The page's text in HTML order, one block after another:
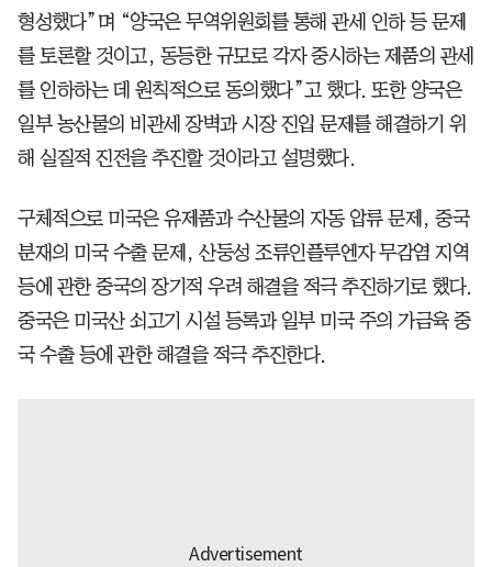
형성했다”며 “양국은 무역위원회를 통해 관세 인하 등 문제
를 토론할 것이고, 동등한 규모로 각자 중시하는 제품의 관세
를 인하하는 데 원칙적으로 동의했다”고 했다. 또한 양국은
일부 농산물의 비관세 장벽과 시장 진입 문제를 해결하기 위
해 실질적 진전을 추진할 것이라고 설명했다.
구체적으로 미국은 유제품과 수산물의 자동 압류 문제, 중국
분재의 미국 수출 문제, 산둥성 조류인플루엔자 무감염 지역
등에 관한 중국의 장기적 우려 해결을 적극 추진하기로 했다.
중국은 미국산 쇠고기 시설 등록과 일부 미국 주의 가금육 중
국 수출 등에 관한 해결을 적극 추진한다.